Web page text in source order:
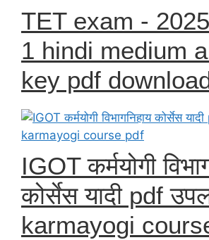
TET exam -
1 hindi medium
key pdf
IGOT कर्मयोगी
कोर्सेस यादी pdf
karmayogi